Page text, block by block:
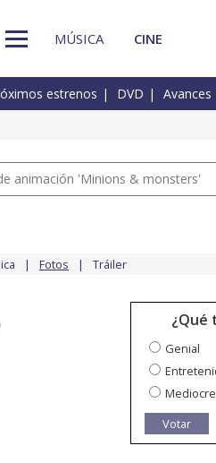
MÚSICA CINE
estrenos DVD Avances
animación 'Minions & monsters'
Fotos Tráiler
¿Qué
Genial
Mediocre
Votar